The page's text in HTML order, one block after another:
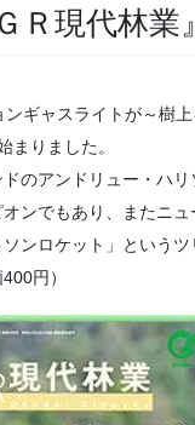
Ｒ現代林業
ギャスライトが～樹
まりました。
のアンドリュー・ハ
ンでもあり、またニ
ンロケット」という
円）